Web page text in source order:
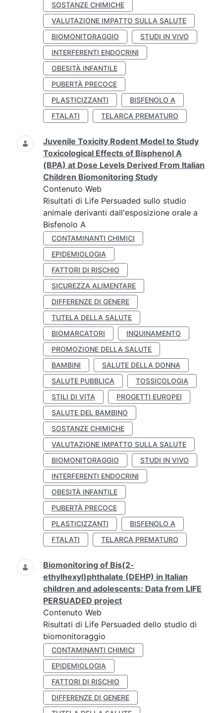
SOSTANZE CHIMICHE
VALUTAZIONE IMPATTO SULLA SALUTE
BIOMONITORAGGIO
STUDI IN VIVO
INTERFERENTI ENDOCRINI
OBESITÀ INFANTILE
PUBERTÀ PRECOCE
PLASTICIZZANTI
BISFENOLO A
FTALATI
TELARCA PREMATURO
Juvenile Toxicity Rodent Model to Study
Toxicological Effects of Bisphenol A
(BPA) at Dose Levels Derived From Italian
Children Biomonitoring Study
Contenuto Web
Risultati di Life Persuaded sullo studio
animale derivanti dall'esposizione orale a
Bisfenolo A
CONTAMINANTI CHIMICI
EPIDEMIOLOGIA
FATTORI DI RISCHIO
SICUREZZA ALIMENTARE
DIFFERENZE DI GENERE
TUTELA DELLA SALUTE
BIOMARCATORI
INQUINAMENTO
PROMOZIONE DELLA SALUTE
BAMBINI
SALUTE DELLA DONNA
SALUTE PUBBLICA
TOSSICOLOGIA
STILI DI VITA
PROGETTI EUROPEI
SALUTE DEL BAMBINO
SOSTANZE CHIMICHE
VALUTAZIONE IMPATTO SULLA SALUTE
BIOMONITORAGGIO
STUDI IN VIVO
INTERFERENTI ENDOCRINI
OBESITÀ INFANTILE
PUBERTÀ PRECOCE
PLASTICIZZANTI
BISFENOLO A
FTALATI
TELARCA PREMATURO
Biomonitoring of Bis(2-
ethylhexyl)phthalate (DEHP) in Italian
children and adolescents: Data from LIFE
PERSUADED project
Contenuto Web
Risultati di Life Persuaded dello studio di
biomonitoraggio
CONTAMINANTI CHIMICI
EPIDEMIOLOGIA
FATTORI DI RISCHIO
DIFFERENZE DI GENERE